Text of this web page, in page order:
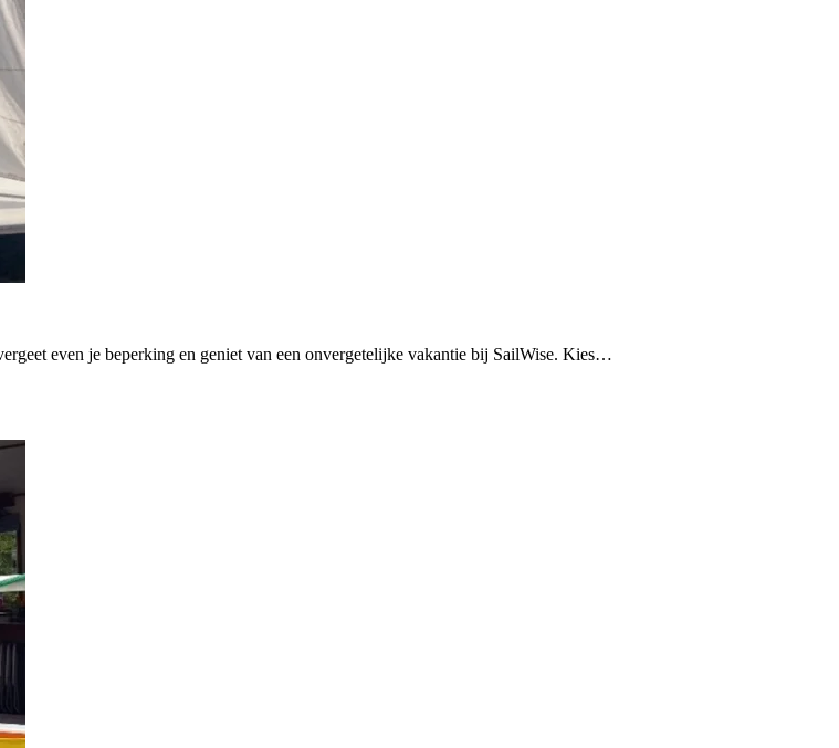
even je beperking en geniet van een onvergetelijke vakantie bij SailWise. Kies…